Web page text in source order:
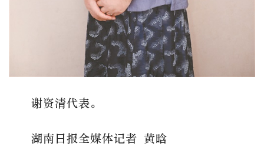
谢资清代表。
湖南日报全媒体记者 黄晗